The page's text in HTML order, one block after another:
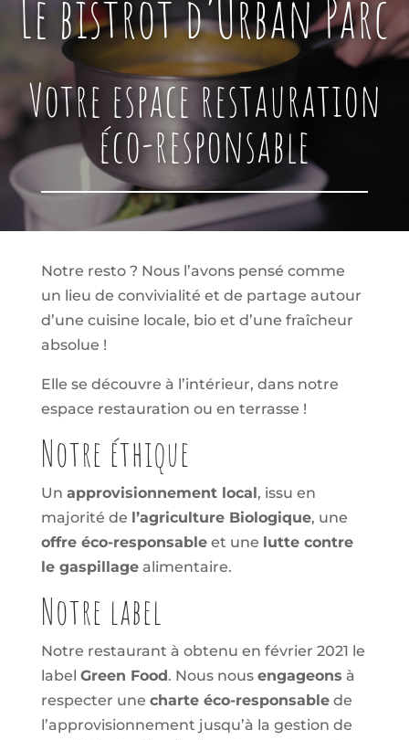
Le bistrot d’Urban Parc
Votre espace restauration
éco-responsable
Notre resto ? Nous l’avons pensé comme
un lieu de convivialité et de partage autour
d’une cuisine locale, bio et d’une fraîcheur
absolue !
Elle se découvre à l’intérieur, dans notre
espace restauration ou en terrasse !
Notre éthique
Un approvisionnement local , issu en
majorité de l’agriculture Biologique, une
offre éco-responsableet une lutte contre
le gaspillagealimentaire.
Notre label
Notre restaurant à obtenu en février 2021 le
label Green Food . Nous nous engageons à
respecter une charte éco-responsablede
l’approvisionnement jusqu’à la gestion de